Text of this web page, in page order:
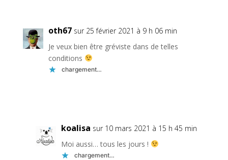
oth67 sur 25 février 2021 à 9 h 06 min
Je veux bien être gréviste dans de telles
conditions
chargement…
koalisa sur 10 mars 2021 à 15 h 45 min
Moi aussi… tous les jours !
chargement…